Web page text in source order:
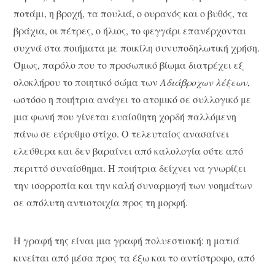
ποτάμι, η βροχή, τα πουλιά, ο ουρανός και ο βυθός, τα
βράχια, οι πέτρες, ο ήλιος, το φεγγάρι επανέρχονται
συχνά στα ποιήματα με ποικίλη συνυποδηλωτική χρήση.
Όμως, παρόλο που το προσωπικό βίωμα διατρέχει εξ
ολοκλήρου το ποιητικό σώμα τωνΑδιάβροχων λέξεων,
ωστόσο η ποιήτρια ανάγει το ατομικό σε συλλογικό με
μια φωνή που γίνεται ευαίσθητη χορδή παλλόμενη
πάνω σε εύρυθμο στίχο. Ο τελευταίος ανασαίνει
ελεύθερα και δεν βαραίνει από καλολογία ούτε από
περιττό συναίσθημα. Η ποιήτρια δείχνει να γνωρίζει
την ισορροπία και την καλή συναρμογή των νοημάτων
σε απόλυτη αντιστοιχία προς τη μορφή.
Η γραφή της είναι μια γραφή πολυεστιακή: η ματιά
κινείται από μέσα προς τα έξω και το αντίστροφο, από